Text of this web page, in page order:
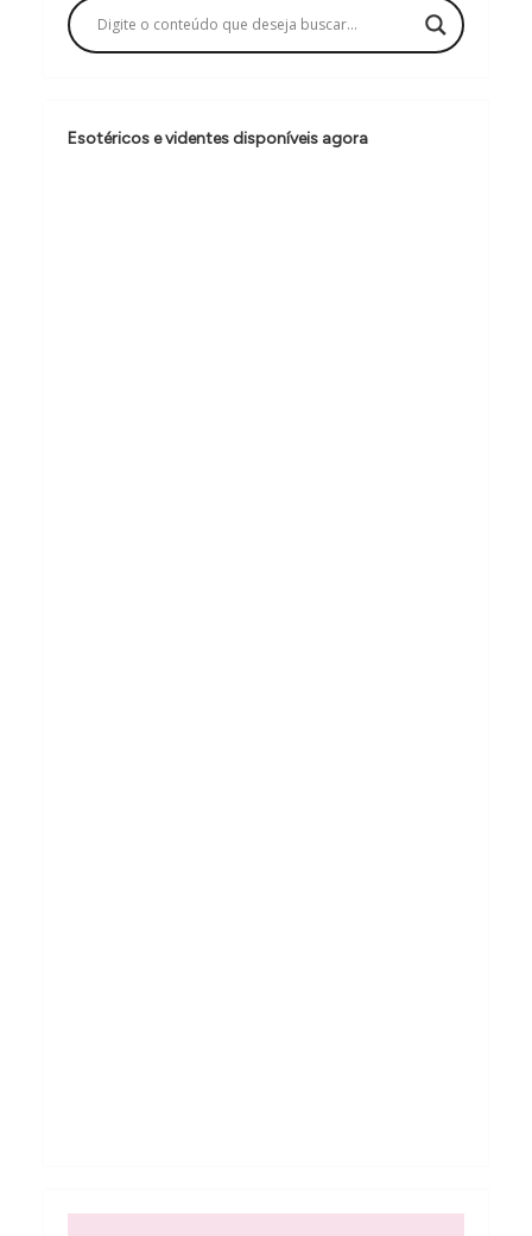
Esotéricos e videntes disponíveis agora